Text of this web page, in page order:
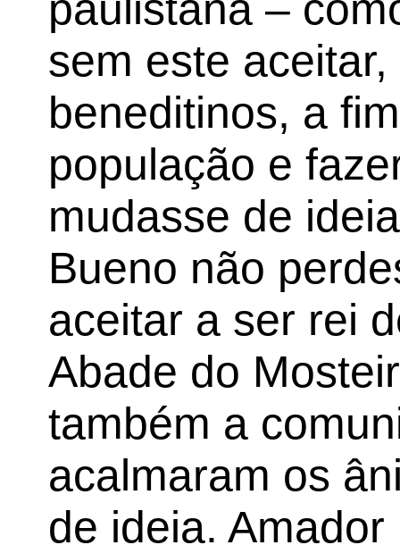
sem este
beneditinos, a
população e
mudasse de
Bueno não
aceitar a ser rei
Abade do
também a
acalmaram os
de ideia.